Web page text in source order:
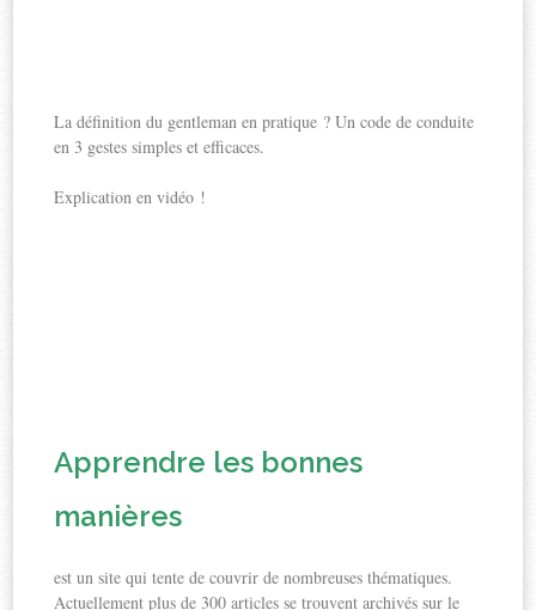
La définition du gentleman en pratique ? Un code de conduite
en 3 gestes simples et efficaces.
Explication en vidéo !
Apprendre les bonnes
manières
est un site qui tente de couvrir de nombreuses thématiques.
Actuellement plus de 300 articles se trouvent archivés sur le